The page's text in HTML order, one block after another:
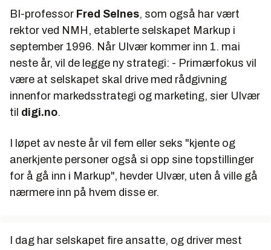
BI-professor Fred Selnes, som også har vært
rektor ved NMH, etablerte selskapet Markup i
september 1996. Når Ulvær kommer inn 1. mai
neste år, vil de legge ny strategi: - Primærfokus vil
være at selskapet skal drive med rådgivning
innenfor markedsstrategi og marketing, sier Ulvær
til digi.no.
I løpet av neste år vil fem eller seks "kjente og
anerkjente personer også si opp sine topstillinger
for å gå inn i Markup", hevder Ulvær, uten å ville gå
nærmere inn på hvem disse er.
I dag har selskapet fire ansatte, og driver mest